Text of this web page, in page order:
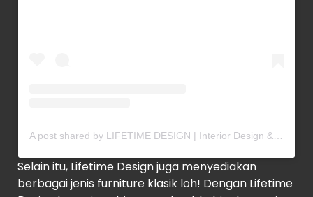
A post shared by LIFETIME DESIGN | Interior Design & Build (@lifetime.design)
Selain itu, Lifetime Design juga menyediakan
berbagai jenis furniture klasik loh! Dengan Lifetime